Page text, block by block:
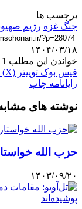
برچسب ها
جنگ غزه رژيم
۱۴۰۴/۰۳/۱۸
خواندن این مطلب 1 دقیقه زمان میبرد
فیس بوک توییتر (X)
رایانامه چاپ
نوشته های
حزب الله
۱۴۰۳/۰۹/۲۰